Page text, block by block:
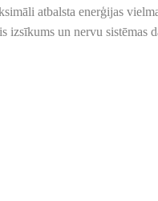
atbalsta enerģijas
izsīkums un nervu sistēmas